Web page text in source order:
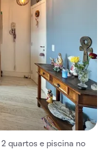
quartos e piscina no